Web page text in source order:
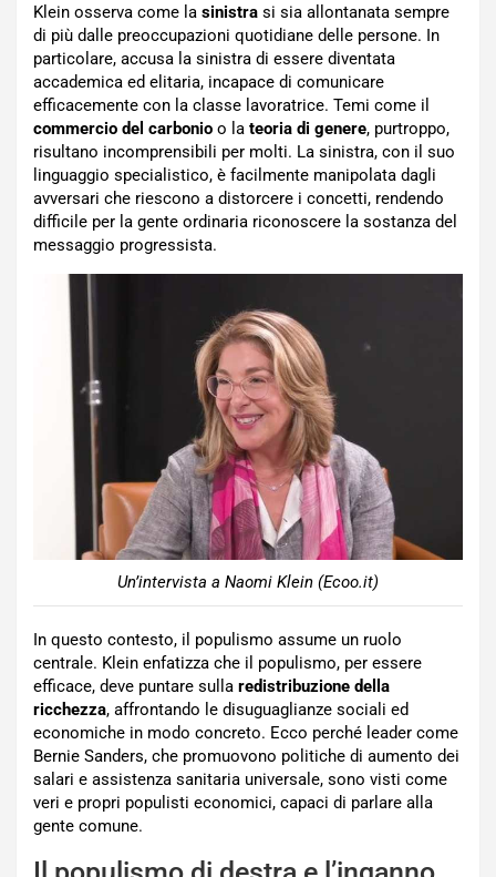
Klein osserva come la sinistra si sia allontanata sempre
di più dalle preoccupazioni quotidiane delle persone. In
particolare, accusa la sinistra di essere diventata
accademica ed elitaria, incapace di comunicare
efficacemente con la classe lavoratrice. Temi come il
commercio del carbonio o la teoria di genere, purtroppo,
risultano incomprensibili per molti. La sinistra, con il suo
linguaggio specialistico, è facilmente manipolata dagli
avversari che riescono a distorcere i concetti, rendendo
difficile per la gente ordinaria riconoscere la sostanza del
messaggio progressista.
Un’intervista a Naomi Klein (Ecoo.it)
In questo contesto, il populismo assume un ruolo
centrale. Klein enfatizza che il populismo, per essere
efficace, deve puntare sulla redistribuzione della
ricchezza, affrontando le disuguaglianze sociali ed
economiche in modo concreto. Ecco perché leader come
Bernie Sanders, che promuovono politiche di aumento dei
salari e assistenza sanitaria universale, sono visti come
veri e propri populisti economici, capaci di parlare alla
gente comune.